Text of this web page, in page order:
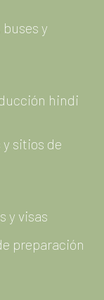
y
y
hindi
sitios de
visas